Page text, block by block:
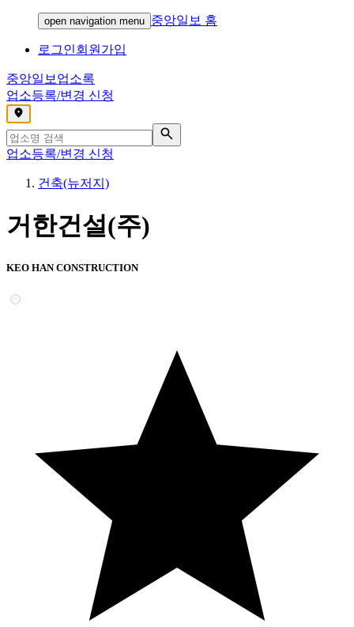
open navigation menu 중앙일보 홈
로그인회원가입
중앙일보 업소록
업소등록/변경 신청
,
업소등록/변경 신청
건축(뉴저지)
거한건설(주)
KEO HAN CONSTRUCTION